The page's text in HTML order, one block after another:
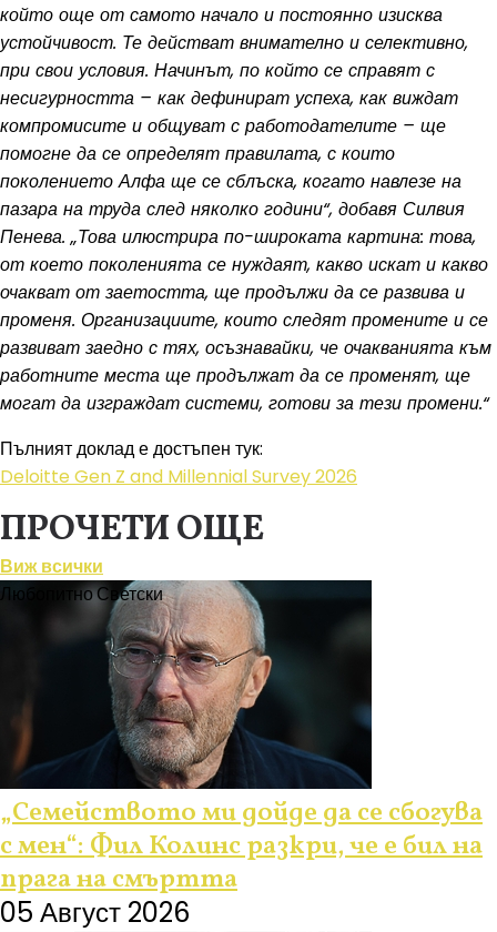
който още от самото начало и постоянно изисква
устойчивост. Те действат внимателно и селективно,
при свои условия. Начинът, по който се справят с
несигурността – как дефинират успеха, как виждат
компромисите и общуват с работодателите – ще
помогне да се определят правилата, с които
поколението Алфа ще се сблъска, когато навлезе на
пазара на труда след няколко години“, добавя Силвия
Пенева. „Това илюстрира по-широката картина: това,
от което поколенията се нуждаят, какво искат и какво
очакват от заетостта, ще продължи да се развива и
променя. Организациите, които следят промените и се
развиват заедно с тях, осъзнавайки, че очакванията към
работните места ще продължат да се променят, ще
могат да изграждат системи, готови за тези промени.“
Пълният доклад е достъпен тук:
Deloitte Gen Z and Millennial Survey 2026
ПРОЧЕТИ ОЩЕ
Виж всички
ЛюбопитноСветски
„Семейството ми дойде да се сбогува
с мен“: Фил Колинс разкри, че е бил на
прага на смъртта
05 Август 2026